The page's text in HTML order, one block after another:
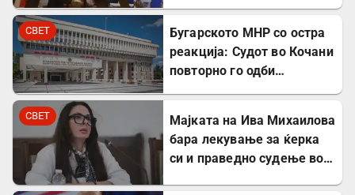
СВЕТ
Бугарското МНР со остра
реакција: Судот во Кочани
повторно го одби
СВЕТ
Мајката на Ива Михаилова
бара лекување за ќерка
си и праведно судење во